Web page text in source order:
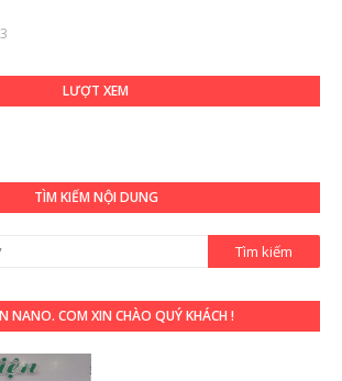
LƯỢT XEM
TÌM KIẾM NỘI DUNG
NANO. COM XIN CHÀO QUÝ KHÁCH !